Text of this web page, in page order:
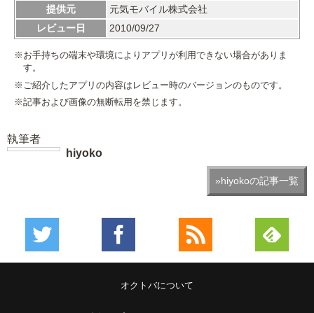
提供元
元気モバイル株式会社
レビュー日
2010/09/27
※お手持ちの端末や環境によりアプリが利用できない場合がありま
す。
※ご紹介したアプリの内容はレビュー時のバージョンのものです。
※記事および画像の無断転用を禁じます。
執筆者
hiyoko
»hiyokoの記事一覧
オクトバについて